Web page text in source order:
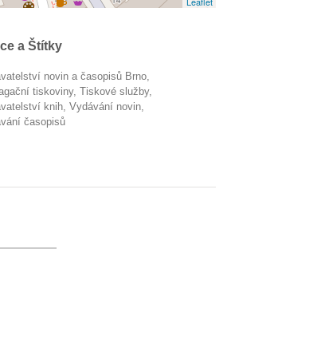
a Štítky
novin a časopisů Brno
tiskoviny
tiskové služby
knih
vydávání novin
časopisů